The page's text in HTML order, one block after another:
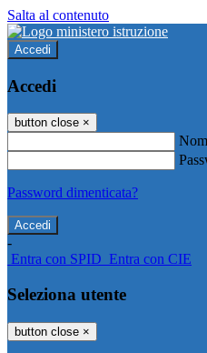
Salta al contenuto
Accedi
Accedi
button close ×
Password dimenticata?
-
Entra con SPID Entra con CIE
Seleziona utente
button close ×